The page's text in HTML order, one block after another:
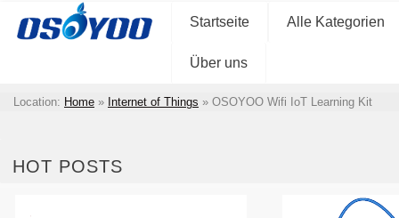
Startseite Alle Kategorien
Über uns
Location: Home » Internet of Things » OSOYOO Wifi IoT Learning Kit
HOT POSTS